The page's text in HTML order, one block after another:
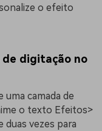
o efeito
de digitação no
camada de
o texto Efeitos>
duas vezes para